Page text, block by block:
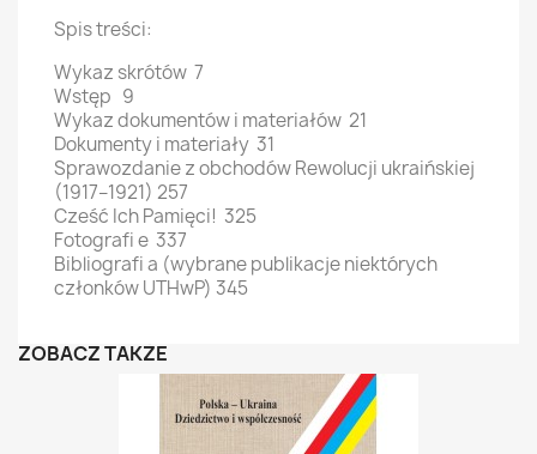
Spis treści:
Wykaz skrótów 7
Wstęp 9
Wykaz dokumentów i materiałów 21
Dokumenty i materiały 31
Sprawozdanie z obchodów Rewolucji ukraińskiej
(1917–1921) 257
Cześć Ich Pamięci! 325
Fotografi e 337
Bibliografi a (wybrane publikacje niektórych
członków UTHwP) 345
ZOBACZ TAKŻE